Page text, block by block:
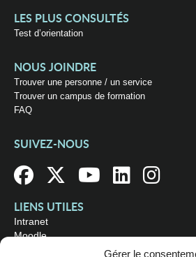
Gérer le
LES PLUS CONSULTÉS
Test d’orientation
NOUS JOINDRE
Trouver une personne / un service
Trouver un campus de formation
FAQ
SUIVEZ-NOUS
LIENS UTILES
Intranet
Moodle